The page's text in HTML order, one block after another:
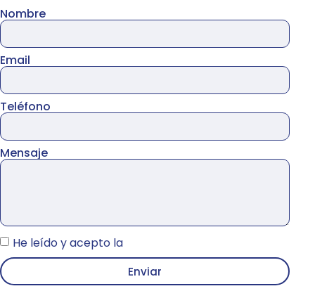
Nombre
Email
Teléfono
Mensaje
He leído y acepto la
Enviar